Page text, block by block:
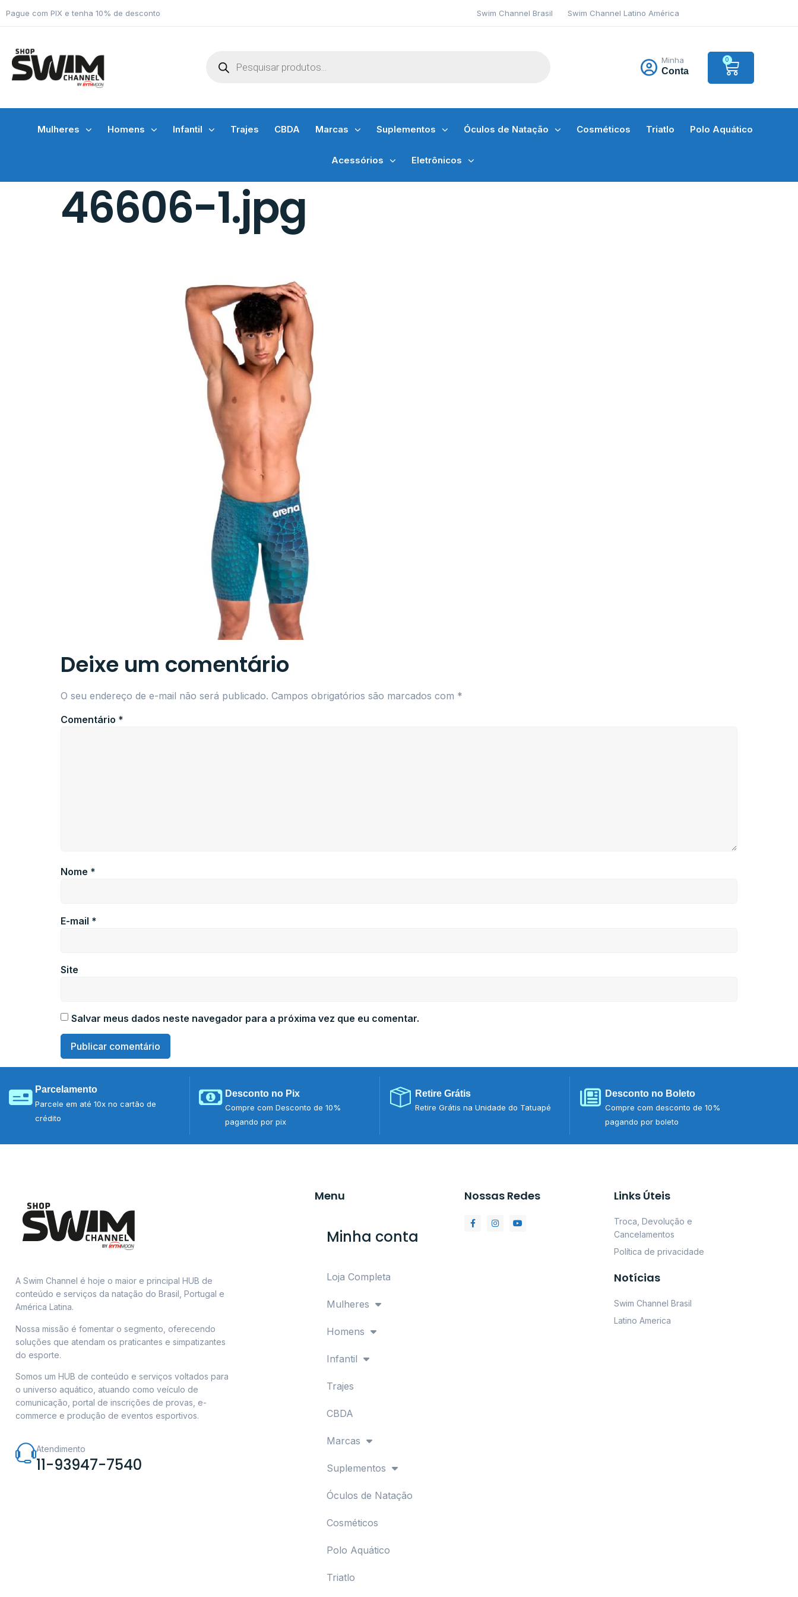
Pague com PIX e tenha 10% de desconto Swim Channel Brasil Swim Channel Latino América
Minha
Conta
0
Mulheres Homens Infantil Trajes CBDA Marcas Suplementos Óculos de Natação Cosméticos Triatlo Polo Aquático
Acessórios Eletrônicos
46606-1.jpg
Deixe um comentário
O seu endereço de e-mail não será publicado. Campos obrigatórios são marcados com *
Comentário *
Nome *
E-mail *
Site
Salvar meus dados neste navegador para a próxima vez que eu comentar.
Parcelamento
Parcele em até 10x no cartão de
crédito
Desconto no Pix
Compre com Desconto de 10%
pagando por pix
Retire Grátis
Retire Grátis na Unidade do Tatuapé
Desconto no Boleto
Compre com desconto de 10%
pagando por boleto
A Swim Channel é hoje o maior e principal HUB de
conteúdo e serviços da natação do Brasil, Portugal e
América Latina.
Nossa missão é fomentar o segmento, oferecendo
soluções que atendam os praticantes e simpatizantes
do esporte.
Somos um HUB de conteúdo e serviços voltados para
o universo aquático, atuando como veículo de
comunicação, portal de inscrições de provas, e-
commerce e produção de eventos esportivos.
Atendimento
11-93947-7540
Menu
Minha conta
Loja Completa
Mulheres
Homens
Infantil
Trajes
CBDA
Marcas
Suplementos
Óculos de Natação
Cosméticos
Polo Aquático
Triatlo
Nossas Redes Links Úteis
Troca, Devolução e
Cancelamentos
Política de privacidade
Notícias
Swim Channel Brasil
Latino America